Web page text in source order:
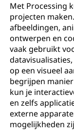
Met Processing
projecten
afbeeldingen,
ontwerpen en
vaak gebruikt
op een visueel
begrijpen
kun je
en zelfs
externe
mogelijkheden